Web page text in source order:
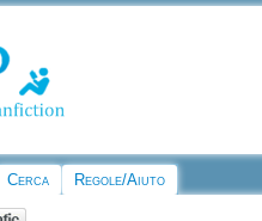
Cerca Regole/Aiuto